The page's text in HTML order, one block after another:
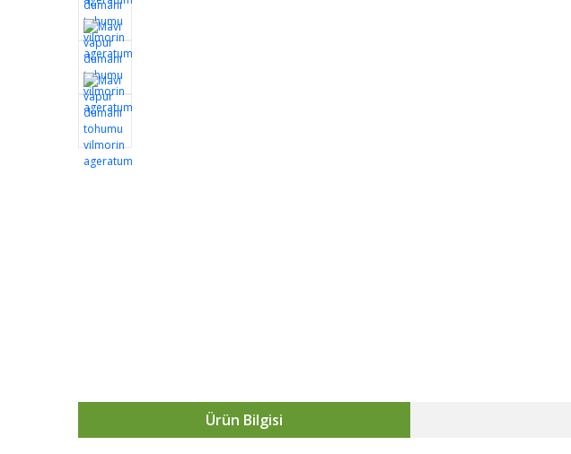
Ürün Bilgisi